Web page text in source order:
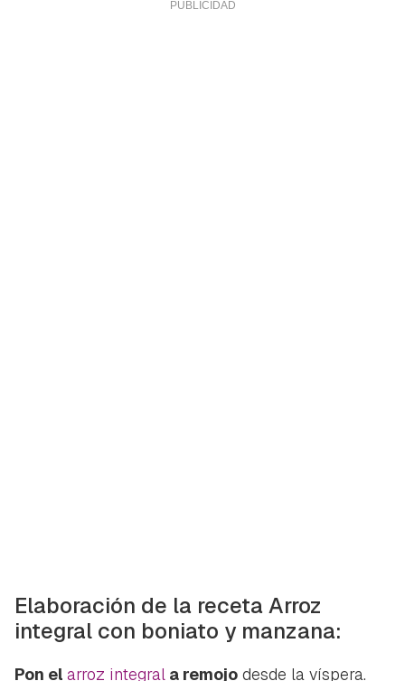
Elaboración de la receta Arroz
integral con boniato y manzana:
Pon el arroz integral a remojo desde la víspera.